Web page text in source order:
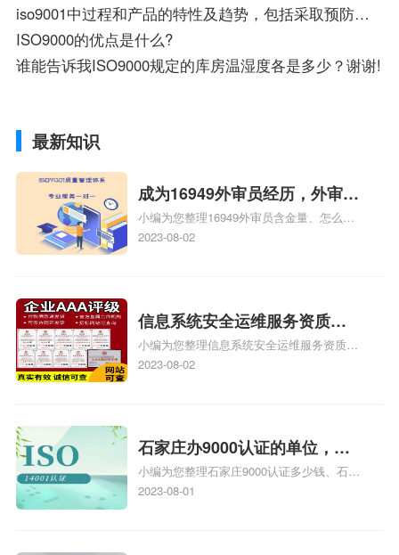
iso9001中过程和产品的特性及趋势，包括采取预防措施的机会是啥意思
ISO9000的优点是什么?
谁能告诉我ISO9000规定的库房温湿度各是多少？谢谢!
最新知识
成为16949外审员经历，外审员
16949
小编为您整理16949外审员含金量、怎么才
能成为注册的TS16949:2009的外审员、我
2023-08-02
信息系统安全运维服务资质二
级费用，信息系统安全运维服
务资质二级
小编为您整理信息系统安全运维服务资质认
证证书机构有哪些、安全运维服务资质的费
体系认证知识，详情可查看下方正文！
2023-08-02
石家庄办9000认证的单位，石
家庄9000认证的公司
小编为您整理石家庄9000认证多少钱、石家
庄9000认证价格多少钱、石家庄9000认证
2023-08-01